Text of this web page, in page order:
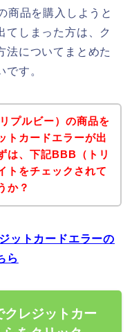
商品を購入しようと
てしまった方は、ク
法についてまとめた
す。
プルビー）の商品を
トカードエラーが出
は、下記BBB（トリ
トをチェックされて
か？
ットカードエラーの
ら
レジットカー